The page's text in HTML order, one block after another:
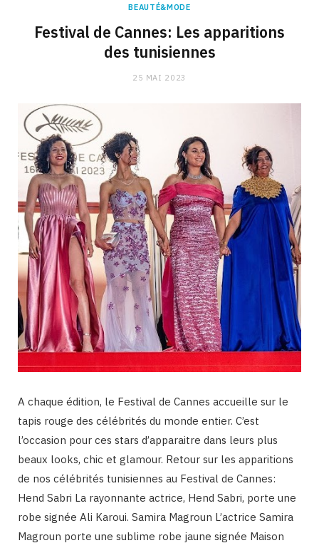
BEAUTÉ&MODE
Festival de Cannes: Les apparitions
des tunisiennes
25 MAI 2023
A chaque édition, le Festival de Cannes accueille sur le
tapis rouge des célébrités du monde entier. C’est
l’occasion pour ces stars d’apparaitre dans leurs plus
beaux looks, chic et glamour. Retour sur les apparitions
de nos célébrités tunisiennes au Festival de Cannes:
Hend Sabri La rayonnante actrice, Hend Sabri, porte une
robe signée Ali Karoui. Samira Magroun L’actrice Samira
Magroun porte une sublime robe jaune signée Maison